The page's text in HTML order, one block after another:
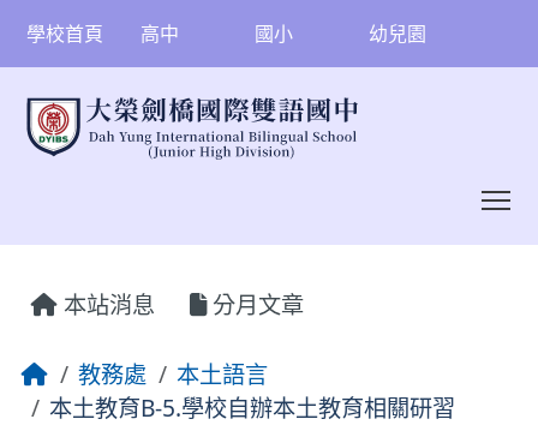
學校首頁 高中 國小 幼兒園
本站消息 分月文章
教務處
本土語言
本土教育B-5.學校自辦本土教育相關研習